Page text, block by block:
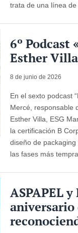
trata de una línea de
6º Podcast
Esther
8 de junio de 2026
En el sexto podcast
Mercé, responsable
Esther Villa, ESG
la certificación B
diseño de
las fases más
ASPAPEL
aniversario